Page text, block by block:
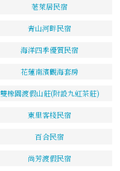
荖萊居民宿
青山河畔民宿
海洋四季優質民宿
花蓮南濱觀海套房
雙橡園渡假山莊(附設九虹茶莊)
東里客棧民宿
百合民宿
尚芳渡假民宿